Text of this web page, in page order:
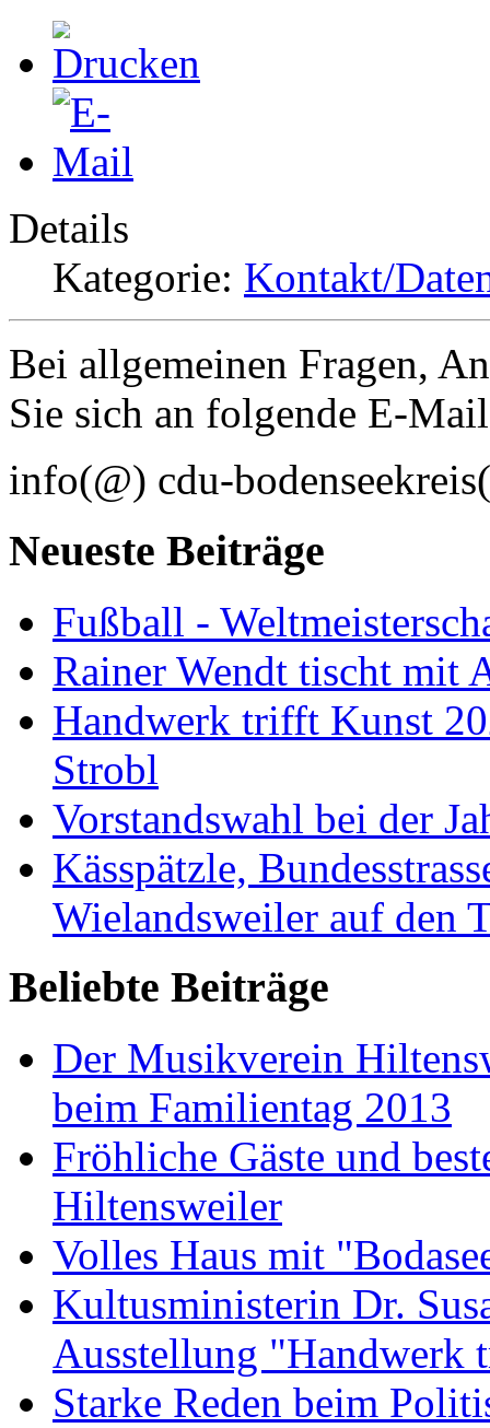
Details
Kategorie: Kontakt/
Bei allgemeinen Fragen,
Sie sich an folgende E-
info(@) cdu-
Neueste Beiträge
Fußball -
Rainer Wendt tischt mit
Handwerk trifft Kunst
Strobl
Vorstandswahl bei der
Kässpätzle,
Wielandsweiler auf den
Beliebte Beiträge
Der Musikverein
beim Familientag 2013
Fröhliche Gäste und
Hiltensweiler
Volles Haus mit
Kultusministerin Dr.
Ausstellung "Handwerk
Starke Reden beim